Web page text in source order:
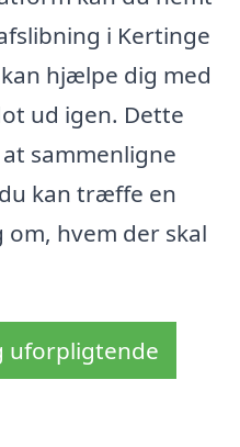
i Kertinge
hjælpe dig med
ud igen. Dette
sammenligne
kan træffe en
hvem der skal
uforpligtende